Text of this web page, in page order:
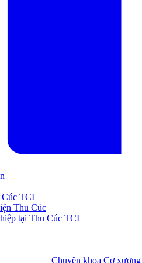
Cúc TCI
Thu Cúc
tại Thu Cúc TCI
Chuyên khoa Cơ